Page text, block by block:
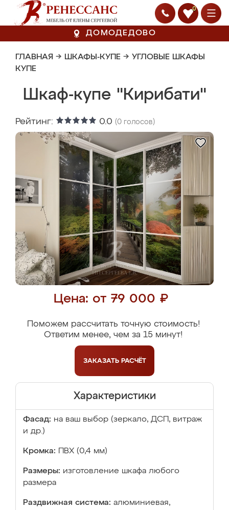
0
ДОМОДЕДОВО
ГЛАВНАЯ → ШКАФЫ-КУПЕ → УГЛОВЫЕ ШКАФЫ
КУПЕ
Шкаф-купе "Кирибати"
Рейтинг: 0.0 (0 голосов)
Цена: от 79 000 ₽
Поможем рассчитать точную стоимость!
Ответим менее, чем за 15 минут!
ЗАКАЗАТЬ РАСЧЁТ
Характеристики
Фасад: на ваш выбор (зеркало, ДСП, витраж
и др.)
Кромка: ПВХ (0,4 мм)
Размеры: изготовление шкафа любого
размера
Раздвижная система: алюминиевая,